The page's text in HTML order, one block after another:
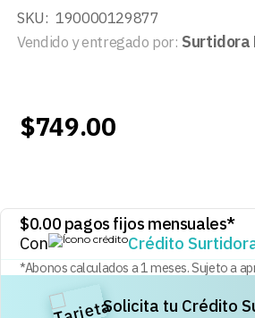
4.
iphone
5.
tenis
8.
audifonos
SKU: 190000129877
Vendido y entregado por:
$749.00
$0.00 pagos fijos mensuales*
Con
Crédito
*Abonos calculados a1meses. Sujeto a
Solicita tu Crédito